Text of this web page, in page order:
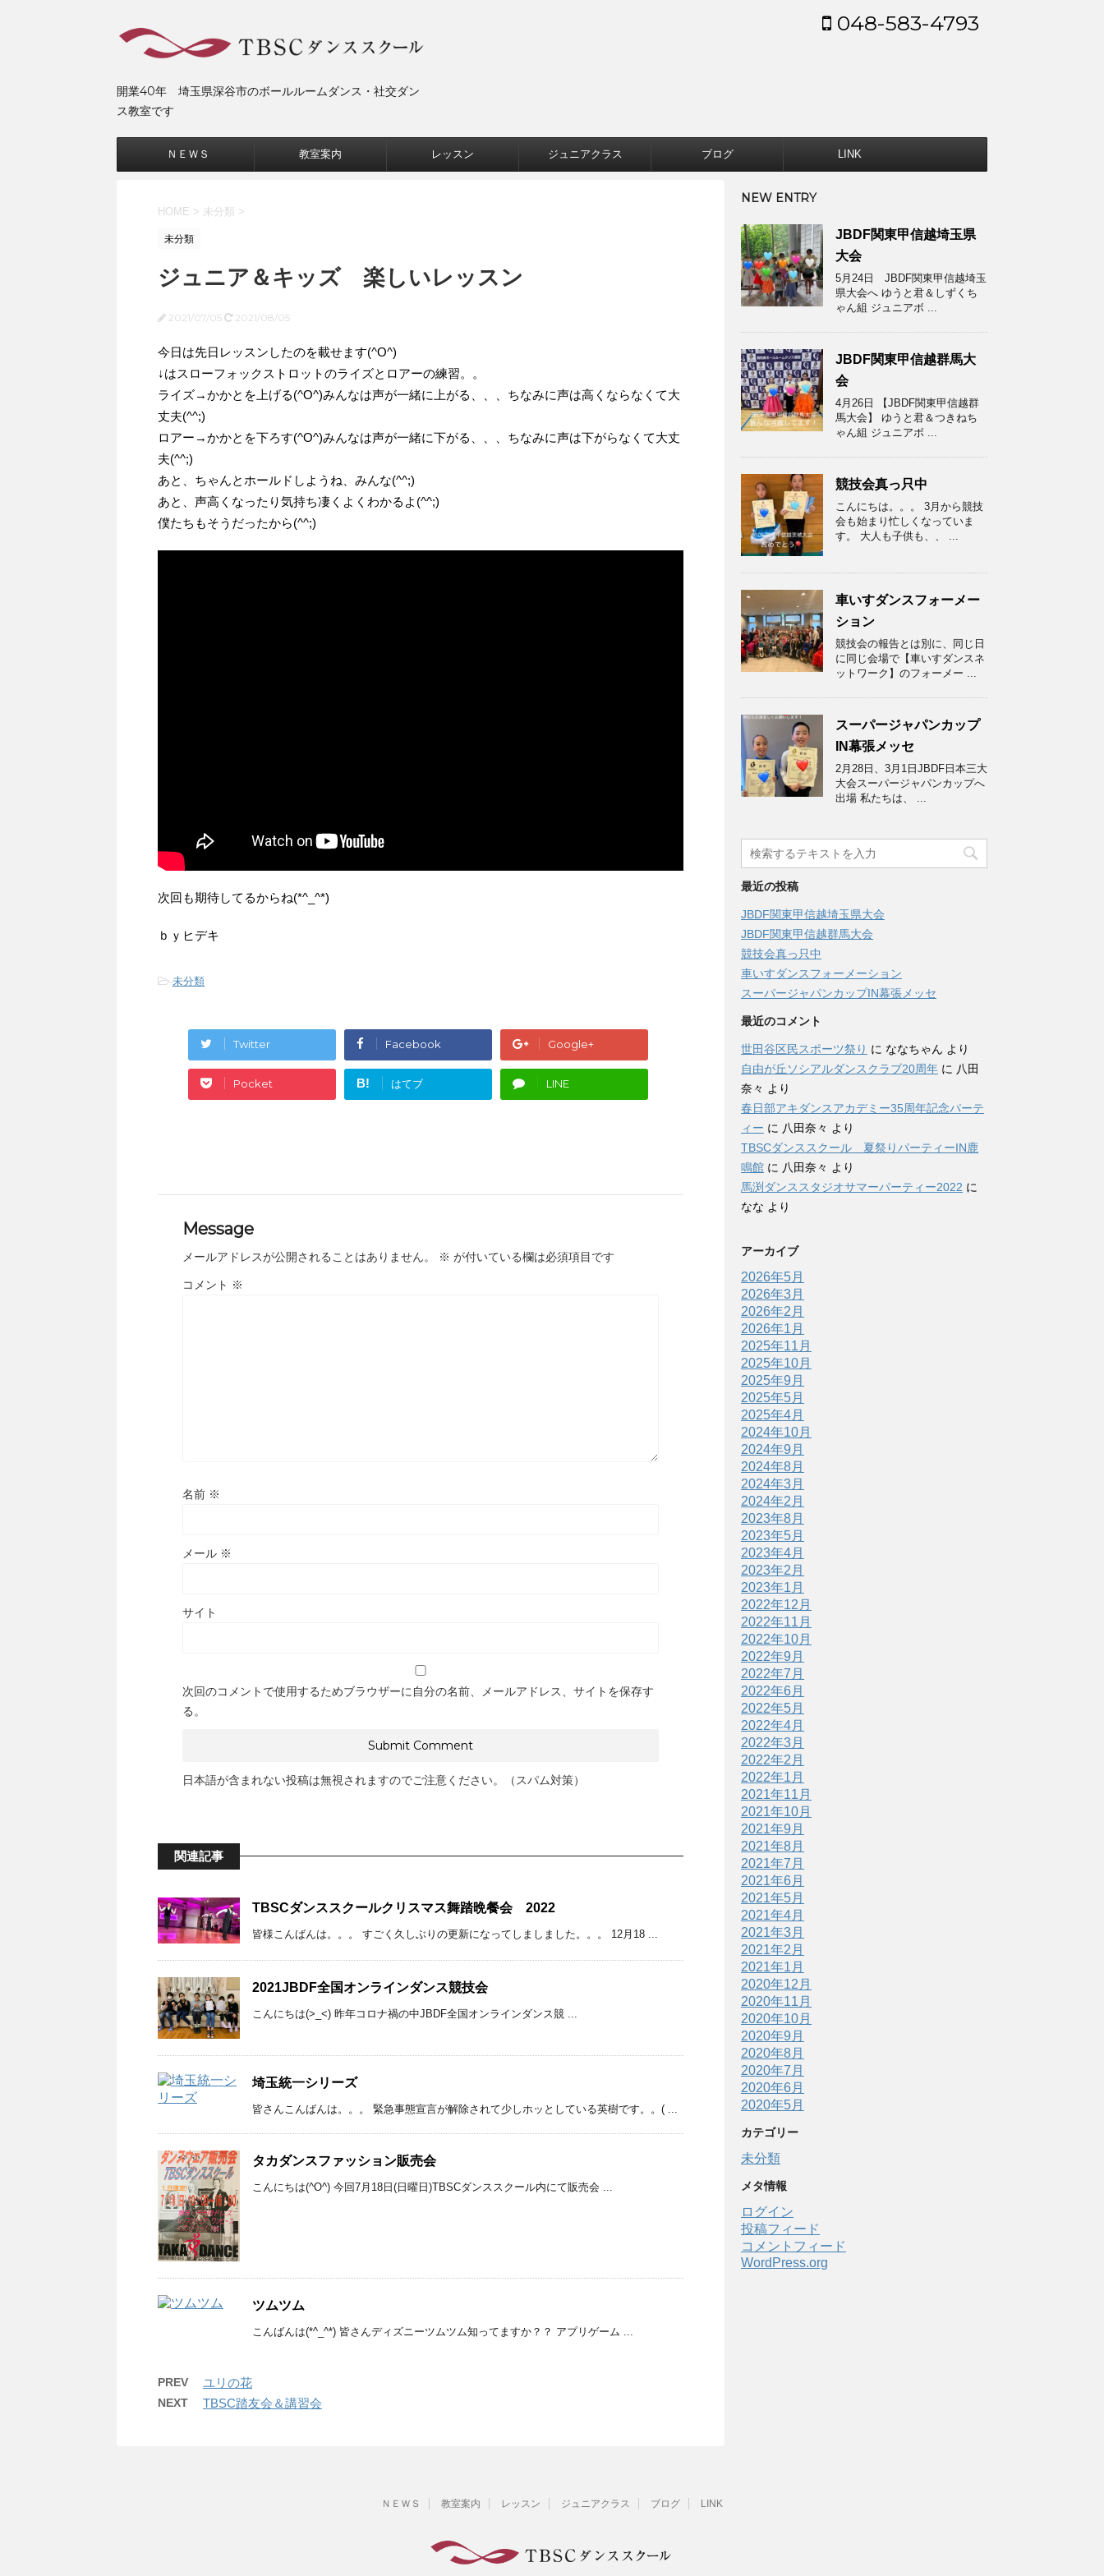
開業40年 埼玉県深谷市のボールルームダンス・社交ダン
ス教室です
048-583-4793
ＮＥＷＳ 教室案内 レッスン ジュニアクラス ブログ LINK
HOME > 未分類 >
未分類
ジュニア＆キッズ 楽しいレッスン
2021/07/05 2021/08/05
今日は先日レッスンしたのを載せます(^O^)
↓はスローフォックストロットのライズとロアーの練習。。
ライズ→かかとを上げる(^O^)みんなは声が一緒に上がる、、、ちなみに声は高くならなくて大
丈夫(^^;)
ロアー→かかとを下ろす(^O^)みんなは声が一緒に下がる、、、ちなみに声は下がらなくて大丈
夫(^^;)
あと、ちゃんとホールドしようね、みんな(^^;)
あと、声高くなったり気持ち凄くよくわかるよ(^^;)
僕たちもそうだったから(^^;)
次回も期待してるからね(*^_^*)
ｂｙヒデキ
-未分類
Twitter Facebook Google+
Pocket B! はてブ LINE
Message
メールアドレスが公開されることはありません。 ※ が付いている欄は必須項目です
コメント ※
名前 ※
メール ※
サイト
次回のコメントで使用するためブラウザーに自分の名前、メールアドレス、サイトを保存す
る。
日本語が含まれない投稿は無視されますのでご注意ください。（スパム対策）
関連記事
TBSCダンススクールクリスマス舞踏晩餐会 2022
皆様こんばんは。。。 すごく久しぶりの更新になってしましました。。。 12月18 ...
2021JBDF全国オンラインダンス競技会
こんにちは(>_<) 昨年コロナ禍の中JBDF全国オンラインダンス競 ...
埼玉統一シリーズ
皆さんこんばんは。。。 緊急事態宣言が解除されて少しホッとしている英樹です。。( ...
タカダンスファッション販売会
こんにちは(^O^) 今回7月18日(日曜日)TBSCダンススクール内にて販売会 ...
ツムツム
こんばんは(*^_^*) 皆さんディズニーツムツム知ってますか？？ アプリゲーム ...
PREV ユリの花
NEXT TBSC踏友会＆講習会
NEW ENTRY
JBDF関東甲信越埼玉県
大会
5月24日 JBDF関東甲信越埼玉
県大会へ ゆうと君＆しずくち
ゃん組 ジュニアボ ...
JBDF関東甲信越群馬大
会
4月26日 【JBDF関東甲信越群
馬大会】 ゆうと君＆つきねち
ゃん組 ジュニアボ ...
競技会真っ只中
こんにちは。。。 3月から競技
会も始まり忙しくなっていま
す。 大人も子供も、、 ...
車いすダンスフォーメー
ション
競技会の報告とは別に、同じ日
に同じ会場で【車いすダンスネ
ットワーク】のフォーメー ...
スーパージャパンカップ
IN幕張メッセ
2月28日、3月1日JBDF日本三大
大会スーパージャパンカップへ
出場 私たちは、 ...
最近の投稿
JBDF関東甲信越埼玉県大会
JBDF関東甲信越群馬大会
競技会真っ只中
車いすダンスフォーメーション
スーパージャパンカップIN幕張メッセ
最近のコメント
世田谷区民スポーツ祭り に ななちゃん より
自由が丘ソシアルダンスクラブ20周年 に 八田
奈々 より
春日部アキダンスアカデミー35周年記念パーテ
ィー に 八田奈々 より
TBSCダンススクール 夏祭りパーティーIN鹿
鳴館 に 八田奈々 より
馬渕ダンススタジオサマーパーティー2022 に
なな より
アーカイブ
2026年5月
2026年3月
2026年2月
2026年1月
2025年11月
2025年10月
2025年9月
2025年5月
2025年4月
2024年10月
2024年9月
2024年8月
2024年3月
2024年2月
2023年8月
2023年5月
2023年4月
2023年2月
2023年1月
2022年12月
2022年11月
2022年10月
2022年9月
2022年7月
2022年6月
2022年5月
2022年4月
2022年3月
2022年2月
2022年1月
2021年11月
2021年10月
2021年9月
2021年8月
2021年7月
2021年6月
2021年5月
2021年4月
2021年3月
2021年2月
2021年1月
2020年12月
2020年11月
2020年10月
2020年9月
2020年8月
2020年7月
2020年6月
2020年5月
カテゴリー
未分類
メタ情報
ログイン
投稿フィード
コメントフィード
WordPress.org
ＮＥＷＳ 教室案内 レッスン ジュニアクラス ブログ LINK